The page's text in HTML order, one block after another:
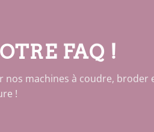
FAQ !
nos machines à coudre, broder
!